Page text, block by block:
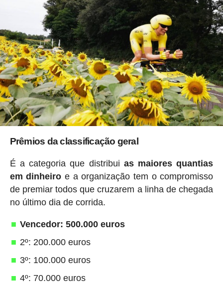
Prêmios da classificação geral
É a categoria que distribui as maiores quantias
em dinheiro e a organização tem o compromisso
de premiar todos que cruzarem a linha de chegada
no último dia de corrida.
Vencedor: 500.000 euros
2º: 200.000 euros
3º: 100.000 euros
4º: 70.000 euros